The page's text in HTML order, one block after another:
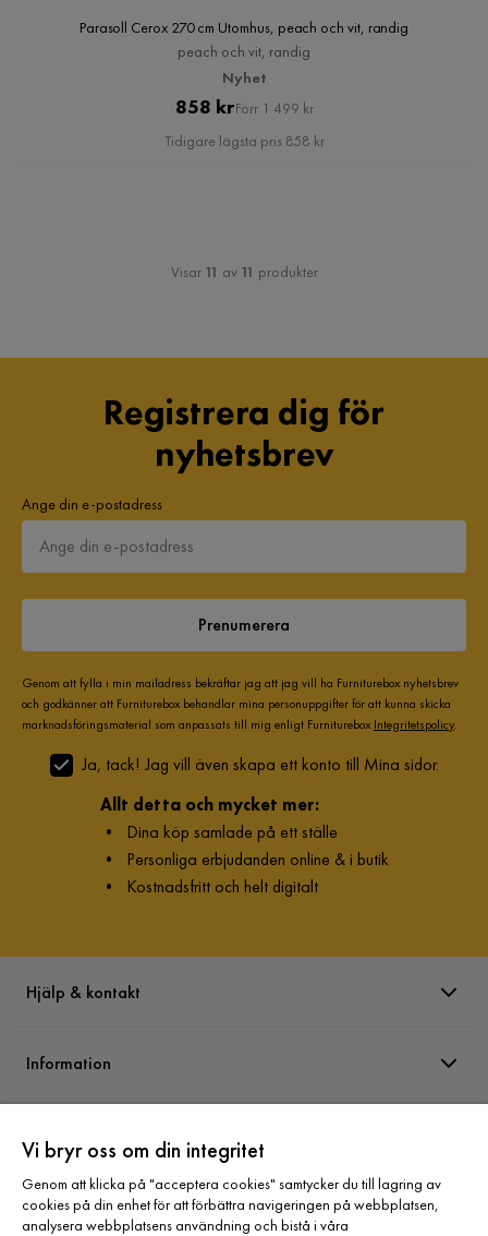
Parasoll Cerox 270 cm Utomhus, peach och vit, randig
peach och vit, randig
Nyhet
Pris
858 kr Original
Pris
Förr 1 499 kr
Tidigare lägsta pris 858 kr
Visar 11 av 11 produkter
Registrera dig för
nyhetsbrev
Ange din e-postadress
Prenumerera
Genom att fylla i min mailadress bekräftar jag att jag vill ha Furniturebox nyhetsbrev
och godkänner att Furniturebox behandlar mina personuppgifter för att kunna skicka
marknadsföringsmaterial som anpassats till mig enligt Furniturebox Integritetspolicy.
Ja, tack! Jag vill även skapa ett konto till Mina sidor.
Allt detta och mycket mer:
• Dina köp samlade på ett ställe
• Personliga erbjudanden online & i butik
• Kostnadsfritt och helt digitalt
Hjälp & kontakt
Information
Sortiment
Vi bryr oss om din integritet
Genom att klicka på "acceptera cookies" samtycker du till lagring av
cookies på din enhet för att förbättra navigeringen på webbplatsen,
analysera webbplatsens användning och bistå i våra